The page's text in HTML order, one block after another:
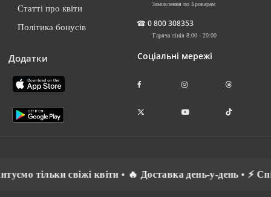
Статті про квіти
Політика бонусів
Додатки
Замовлення по Броварам
☎ 0 800 308353
Гаряча лінія 8:00 - 20:00
Соціальні мережі
квіти • 🔥 Доставка день-у-день • ⚡